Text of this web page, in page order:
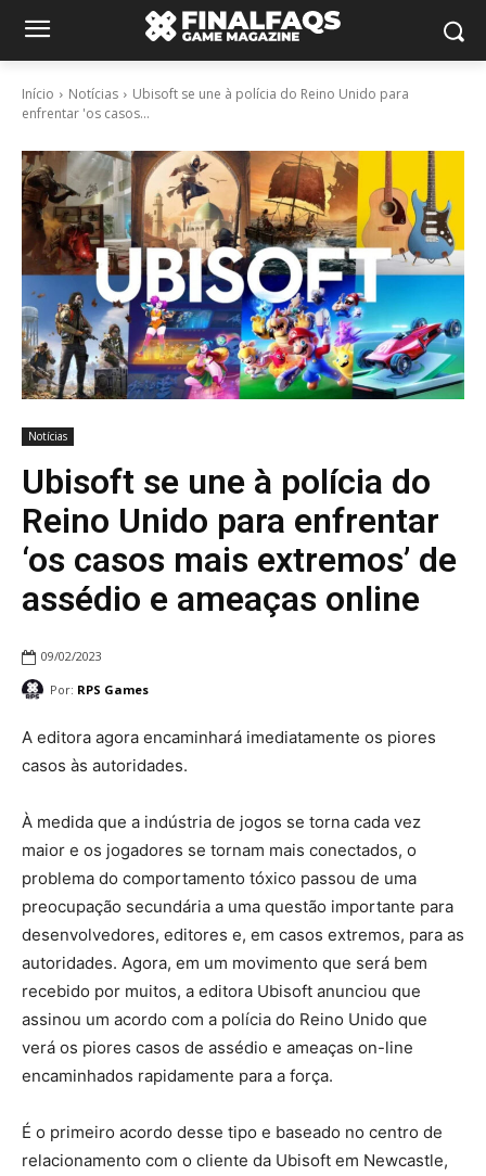
Início Notícias
Ubisoft se une à polícia do Reino Unido para
enfrentar 'os casos...
Notícias
Ubisoft se une à polícia do
Reino Unido para enfrentar
‘os casos mais extremos’ de
assédio e ameaças online
09/02/2023
Por: RPS Games
A editora agora encaminhará imediatamente os piores
casos às autoridades.
À medida que a indústria de jogos se torna cada vez
maior e os jogadores se tornam mais conectados, o
problema do comportamento tóxico passou de uma
preocupação secundária a uma questão importante para
desenvolvedores, editores e, em casos extremos, para as
autoridades. Agora, em um movimento que será bem
recebido por muitos, a editora Ubisoft anunciou que
assinou um acordo com a polícia do Reino Unido que
verá os piores casos de assédio e ameaças on-line
encaminhados rapidamente para a força.
É o primeiro acordo desse tipo e baseado no centro de
relacionamento com o cliente da Ubisoft em Newcastle,